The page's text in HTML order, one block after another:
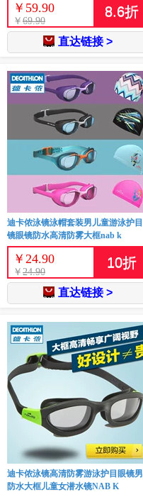
￥ 59.90
￥ 69.90
8.6折
直达链接 >
迪卡侬泳镜泳帽套装男儿童游泳护目
镜眼镜防水高清防雾大框nab k
￥ 24.90
￥ 24.90
10折
直达链接 >
迪卡侬泳镜高清防雾游泳护目眼镜男
防水大框儿童女潜水镜NAB K